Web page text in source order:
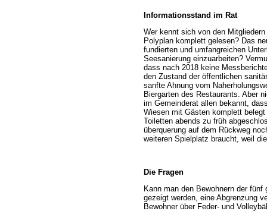
Informationsstand im Rat
Wer kennt sich von den
Polyplan komplett gelesen? Das
fundierten und umfangreichen
Seesanierung einzuarbeiten?
dass nach 2018 keine
den Zustand der öffentlichen
sanfte Ahnung vom
Biergarten des Restaurants. Aber
im Gemeinderat allen bekannt,
Wiesen mit Gästen komplett
Toiletten abends zu früh
überquerung auf dem Rückweg
weiteren Spielplatz braucht, weil
Die Fragen
Kann man den Bewohnern der
gezeigt werden, eine Abgrenzung
Bewohner über Feder- und